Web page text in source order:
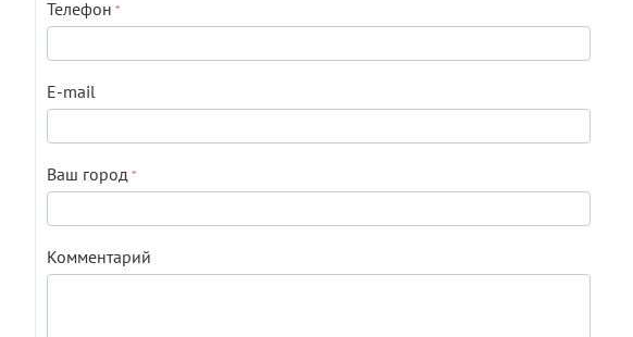
Телефон
E-mail
Ваш город
Комментарий